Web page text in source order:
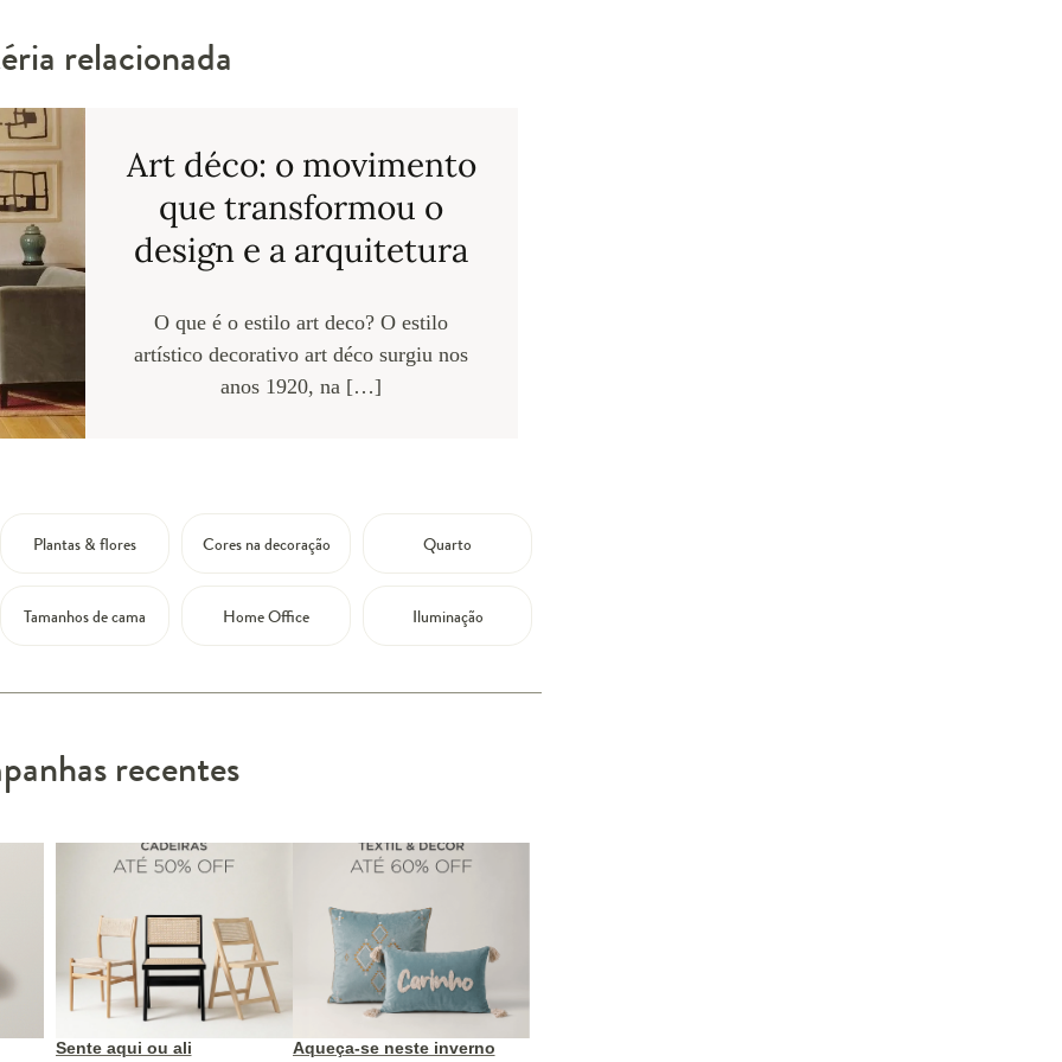
relacionada
Art déco: o movimento
que transformou o
design e a arquitetura
O que é o estilo art deco? O estilo
artístico decorativo art déco surgiu nos
anos 1920, na […]
Plantas & flores Cores na decoração Quarto
Tamanhos de cama Home Office Iluminação
recentes
Sente aqui ou ali Aqueça-se neste inverno